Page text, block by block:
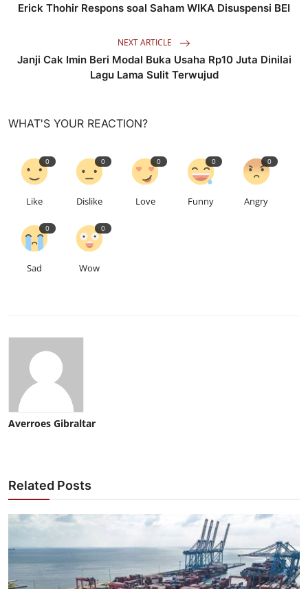
Erick Thohir Respons soal Saham WIKA Disuspensi BEI
NEXT ARTICLE
Janji Cak Imin Beri Modal Buka Usaha Rp10 Juta Dinilai
Lagu Lama Sulit Terwujud
WHAT'S YOUR REACTION?
0
Like
0
Dislike
0
Love
0
Funny
0
Angry
0
Sad
0
Wow
Averroes Gibraltar
Related Posts